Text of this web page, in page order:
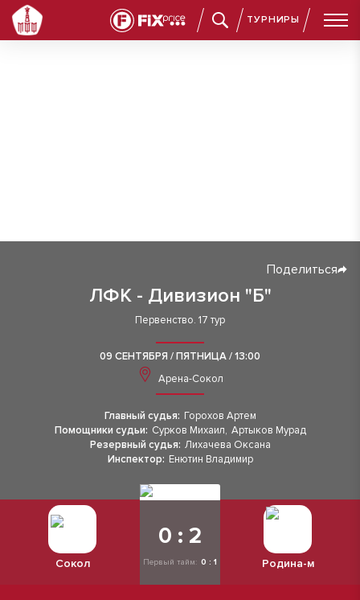
ТУРНИРЫ
ЛФК - Дивизион "Б"
Поделиться
Первенство. 17 тур
09 СЕНТЯБРЯ / ПЯТНИЦА / 13:00
Арена-Сокол
Главный судья: Горохов Артем
Помощники судьи: Сурков Михаил, Артыков Мурад
Резервный судья: Лихачева Оксана
Инспектор: Енютин Владимир
Сокол
0 : 2
Первый тайм: 0 : 1 Родина-м